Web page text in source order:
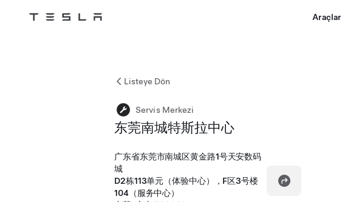
Tesla Araçlar
Listeye Dön
Servis Merkezi
东莞南城特斯拉中心
广东省东莞市南城区黄金路1号天安数码
城
D2栋113单元（体验中心），F区3号楼
104（服务中心）